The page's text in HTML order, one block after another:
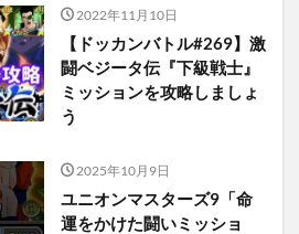
2022年11月10日
【ドッカンバトル#269】激
闘ベジータ伝『下級戦士』
ミッションを攻略しましょ
う
2025年10月9日
ユニオンマスターズ9「命
運をかけた闘いミッショ